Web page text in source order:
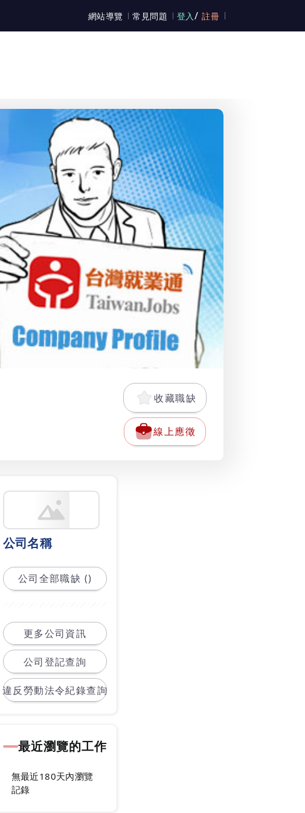
網站導覽 常見問題 登入 / 註冊
收藏職缺
線上應徵
公司名稱
公司全部職缺 ()
更多公司資訊
公司登記查詢
違反勞動法令紀錄查詢
最近瀏覽的工作
無最近180天內瀏覽
記錄